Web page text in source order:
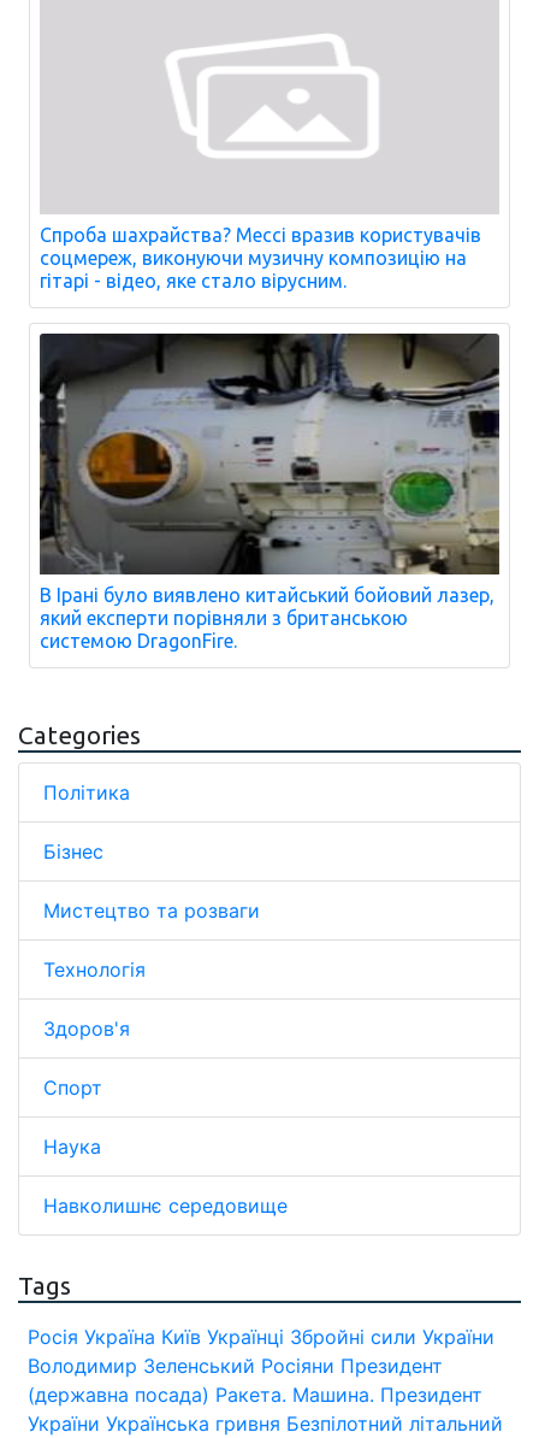
Спроба шахрайства? Мессі вразив користувачів
соцмереж, виконуючи музичну композицію на
гітарі - відео, яке стало вірусним.
В Ірані було виявлено китайський бойовий лазер,
який експерти порівняли з британською
системою DragonFire.
Categories
Політика
Бізнес
Мистецтво та розваги
Технологія
Здоров'я
Спорт
Наука
Навколишнє середовище
Tags
Росія Україна Київ Українці Збройні сили України
Володимир Зеленський Росіяни Президент
(державна посада) Ракета. Машина. Президент
України Українська гривня Безпілотний літальний